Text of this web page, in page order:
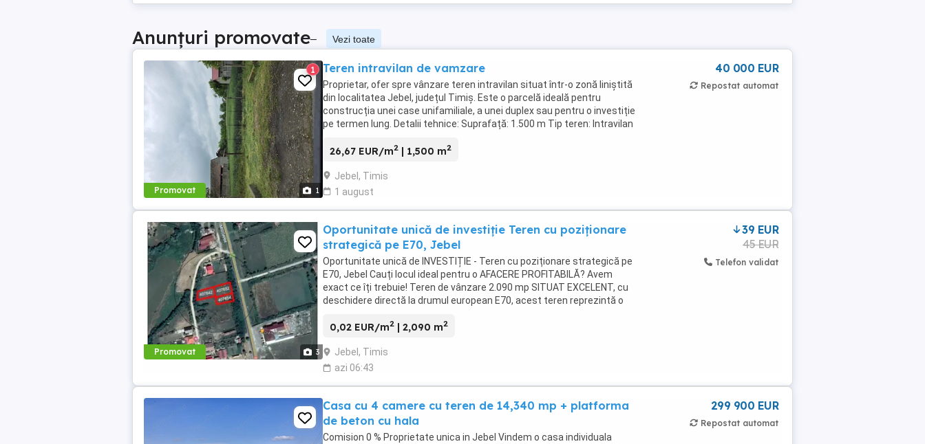
Anunțuri promovate– Vezi toate
Promovat 1
1 Teren intravilan de vamzare
Proprietar, ofer spre vânzare teren intravilan situat într-o zonă liniștită
din localitatea Jebel, județul Timiș. Este o parcelă ideală pentru
construcția unei case unifamiliale, a unei duplex sau pentru o investiție
pe termen lung. Detalii tehnice: Suprafață: 1.500 m Tip teren: Intravilan
26,67 EUR/m2 | 1,500 m2
Jebel, Timis
1 august
40 000 EUR
Repostat automat
Promovat 3
Oportunitate unică de investiție Teren cu poziționare
strategică pe E70, Jebel
Oportunitate unică de INVESTIȚIE - Teren cu poziționare strategică pe
E70, Jebel Cauți locul ideal pentru o AFACERE PROFITABILĂ? Avem
exact ce îți trebuie! Teren de vânzare 2.090 mp SITUAT EXCELENT, cu
deschidere directă la drumul european E70, acest teren reprezintă o
0,02 EUR/m2 | 2,090 m2
Jebel, Timis
azi 06:43
39 EUR
45 EUR
Telefon validat
Casa cu 4 camere cu teren de 14,340 mp + platforma
de beton cu hala
Comision 0 % Proprietate unica in Jebel Vindem o casa individuala
299 900 EUR
Repostat automat